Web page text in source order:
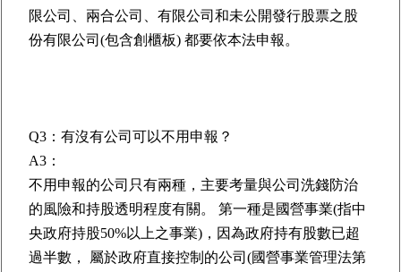
限公司、兩合公司、有限公司和未公開發行股票之股
份有限公司(包含創櫃板) 都要依本法申報。
Q3：有沒有公司可以不用申報？
A3：
不用申報的公司只有兩種，主要考量與公司洗錢防治
的風險和持股透明程度有關。 第一種是國營事業(指中
央政府持股50%以上之事業)，因為政府持有股數已超
過半數， 屬於政府直接控制的公司(國營事業管理法第